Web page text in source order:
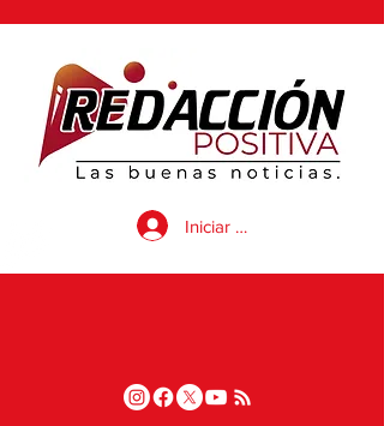
Iniciar sesión